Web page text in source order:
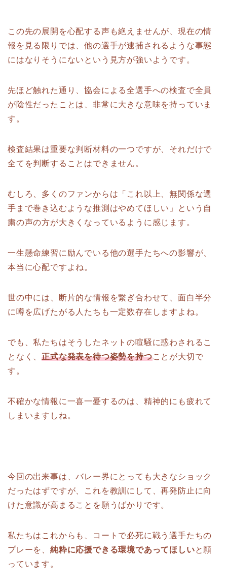
この先の展開を心配する声も絶えませんが、現在の情
報を見る限りでは、他の選手が逮捕されるような事態
にはなりそうにないという見方が強いようです。
先ほど触れた通り、協会による全選手への検査で全員
が陰性だったことは、非常に大きな意味を持っていま
す。
検査結果は重要な判断材料の一つですが、それだけで
全てを判断することはできません。
むしろ、多くのファンからは「これ以上、無関係な選
手まで巻き込むような推測はやめてほしい」という自
粛の声の方が大きくなっているように感じます。
一生懸命練習に励んでいる他の選手たちへの影響が、
本当に心配ですよね。
世の中には、断片的な情報を繋ぎ合わせて、面白半分
に噂を広げたがる人たちも一定数存在しますよね。
でも、私たちはそうしたネットの喧騒に惑わされるこ
となく、正式な発表を待つ姿勢を持つことが大切で
す。
不確かな情報に一喜一憂するのは、精神的にも疲れて
しまいますしね。
今回の出来事は、バレー界にとっても大きなショック
だったはずですが、これを教訓にして、再発防止に向
けた意識が高まることを願うばかりです。
私たちはこれからも、コートで必死に戦う選手たちの
プレーを、 純粋に応援できる環境であってほしいと願
っています。